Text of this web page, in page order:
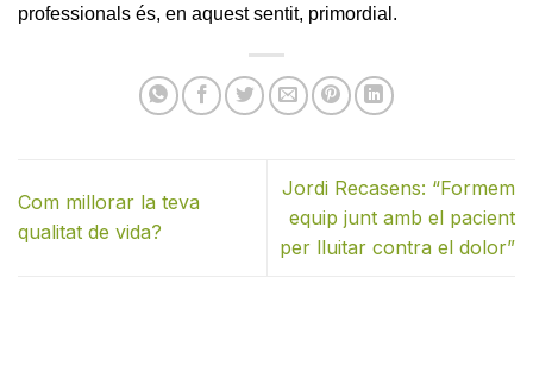
professionals és, en aquest sentit, primordial.
Com millorar la teva
qualitat de vida?
Jordi Recasens: “Formem
equip junt amb el pacient
per lluitar contra el dolor”